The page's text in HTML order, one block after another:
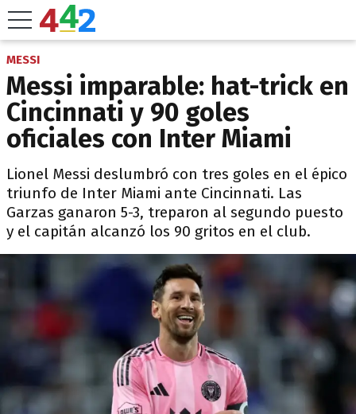
MESSI
Messi imparable: hat-trick en
Cincinnati y 90 goles
oficiales con Inter Miami
Lionel Messi deslumbró con tres goles en el épico
triunfo de Inter Miami ante Cincinnati. Las
Garzas ganaron 5-3, treparon al segundo puesto
y el capitán alcanzó los 90 gritos en el club.